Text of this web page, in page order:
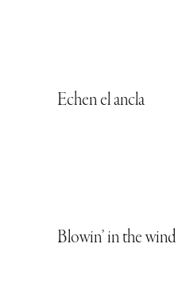
Echen el ancla
Blowin’ in the wind